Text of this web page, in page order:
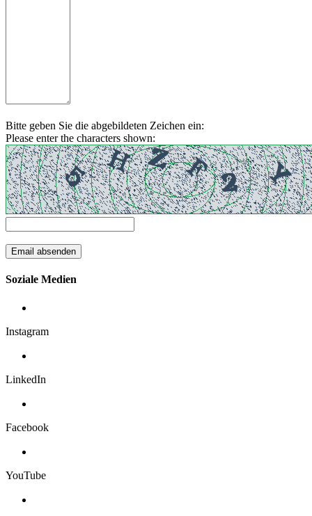
Bitte geben Sie die abgebildeten Zeichen ein:
Please enter the characters shown:
Soziale Medien
Instagram
LinkedIn
Facebook
YouTube